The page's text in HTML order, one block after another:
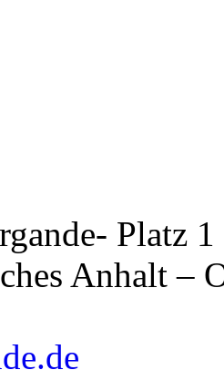
Platz 1
Anhalt –